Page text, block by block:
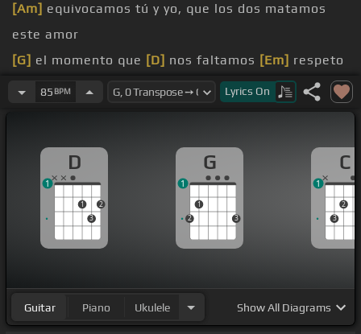
[Am] equivocamos tú y yo, que los dos matamos
este amor
[G] el momento que [D] nos faltamos [Em] respeto
[Am]equivocamos tú y yo, y [D]
los dos quemamos
incorrecto
[Am]la embarramos, dime, cuando
fracasamos
nos costaba tanto solo ser [Em] sinceros
85 BPM Lyrics On
D
1
3
2
1
G
2
1
3
1
C
3
2
1
Guitar Piano Ukulele ShowAll Diagrams